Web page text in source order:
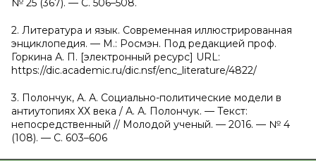
№ 25 (367). — С. 506–508.
2. Литература и язык. Современная иллюстрированная
энциклопедия. — М.: Росмэн. Под редакцией проф.
Горкина А. П. [электронный ресурс] URL:
https://dic.academic.ru/dic.nsf/enc_literature/4822/
3. Полончук, А. А. Социально-политические модели в
антиутопиях ХХ века / А. А. Полончук. — Текст:
непосредственный // Молодой ученый. — 2016. — № 4
(108). — С. 603–606